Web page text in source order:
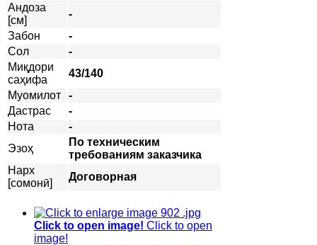
Андоза
[см]
-
Забон
-
Сол
-
Миқдори
саҳифа
43/140
Муомилот
-
Дастрас
-
Нота
-
Эзоҳ
По техническим
требованиям заказчика
Нарх
[сомонӣ]
Договорная
Click to open image! Click to open
image!